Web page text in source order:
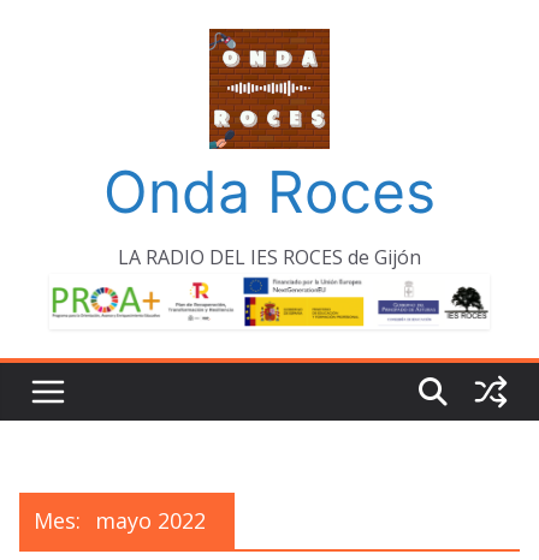
Onda Roces
LA RADIO DEL IES ROCES de Gijón
Mes: mayo 2022